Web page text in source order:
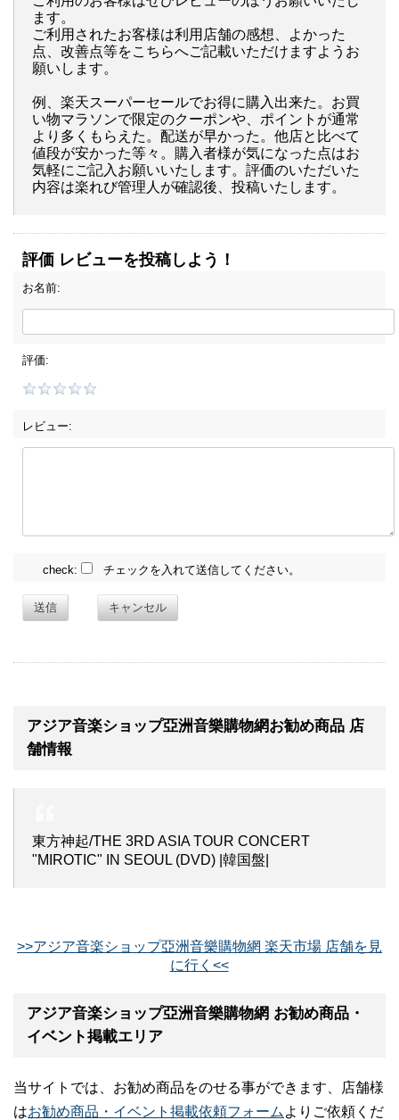
ます。
ご利用されたお客様は利用店舗の感想、よかった
点、改善点等をこちらへご記載いただけますようお
願いします。
例、楽天スーパーセールでお得に購入出来た。お買
い物マラソンで限定のクーポンや、ポイントが通常
より多くもらえた。配送が早かった。他店と比べて
値段が安かった等々。購入者様が気になった点はお
気軽にご記入お願いいたします。評価のいただいた
内容は楽れび管理人が確認後、投稿いたします。
評価 レビューを投稿しよう！
お名前:
評価:
レビュー:
check: チェックを入れて送信してください。
送信 キャンセル
アジア音楽ショップ亞洲音樂購物網お勧め商品 店
舗情報
東方神起/THE 3RD ASIA TOUR CONCERT
"MIROTIC" IN SEOUL (DVD) |韓国盤|
>>アジア音楽ショップ亞洲音樂購物網 楽天市場 店舗を見
に行く<<
アジア音楽ショップ亞洲音樂購物網 お勧め商品・
イベント掲載エリア
当サイトでは、お勧め商品をのせる事ができます、店舗様
はお勧め商品・イベント掲載依頼フォーム よりご依頼くだ